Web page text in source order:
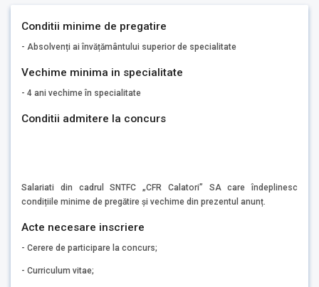
Conditii minime de pregatire
- Absolvenți ai învățământului superior de specialitate
Vechime minima in specialitate
- 4 ani vechime în specialitate
Conditii admitere la concurs
Salariati din cadrul SNTFC „CFR Calatori” SA care îndeplinesc
condițiile minime de pregătire și vechime din prezentul anunț.
Acte necesare inscriere
- Cerere de participare la concurs;
- Curriculum vitae;